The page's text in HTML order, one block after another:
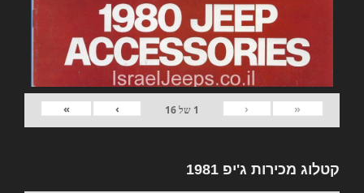
«
‹
1 של16
›
»
קטלוג מכירות ג'יפ 1981